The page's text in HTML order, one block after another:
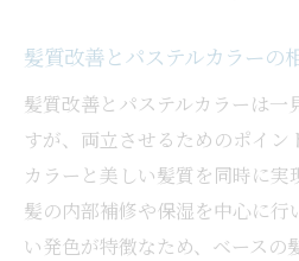
髪質改善とパステルカラーの
髪質改善とパステルカラーは一
すが、両立させるためのポイ
カラーと美しい髪質を同時に実
髪の内部補修や保湿を中心に行
い発色が特徴なため、ベースの